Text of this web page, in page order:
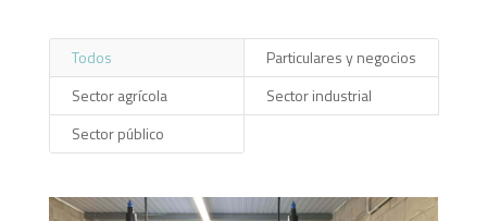
Todos
Particulares y negocios
Sector agrícola
Sector industrial
Sector público